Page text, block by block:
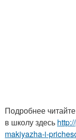
Подробнее
в школу здесь
makiyazha-i-